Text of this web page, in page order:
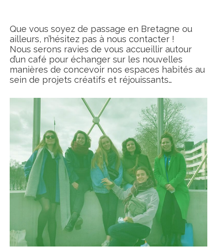
Que vous soyez de passage en Bretagne ou
ailleurs, n’hésitez pas à nous contacter !
Nous serons ravies de vous accueillir autour
d’un café pour échanger sur les nouvelles
manières de concevoir nos espaces habités au
sein de projets créatifs et réjouissants…